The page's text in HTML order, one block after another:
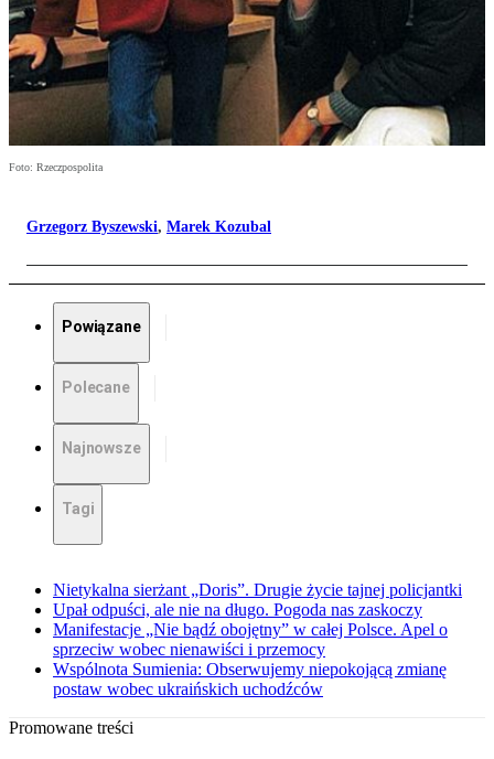
Foto: Rzeczpospolita
Grzegorz Byszewski, Marek Kozubal
Powiązane
Polecane
Najnowsze
Tagi
Nietykalna sierżant „Doris”. Drugie życie tajnej policjantki
Upał odpuści, ale nie na długo. Pogoda nas zaskoczy
Manifestacje „Nie bądź obojętny” w całej Polsce. Apel o
sprzeciw wobec nienawiści i przemocy
Wspólnota Sumienia: Obserwujemy niepokojącą zmianę
postaw wobec ukraińskich uchodźców
Promowane treści